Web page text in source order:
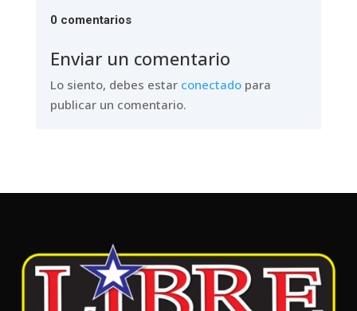
0 comentarios
Enviar un comentario
Lo siento, debes estar conectadopara
publicar un comentario.